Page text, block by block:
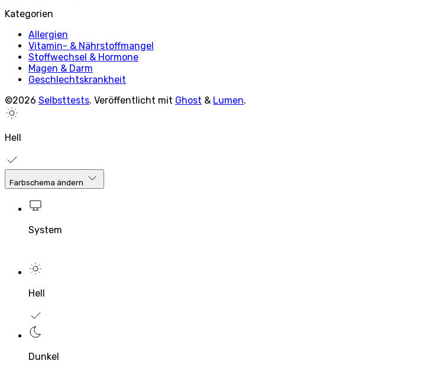
Kategorien
Allergien
Vitamin- & Nährstoffmangel
Stoffwechsel & Hormone
Magen & Darm
Geschlechtskrankheit
©2026 Selbsttests. Veröffentlicht mit Ghost & Lumen.
Hell
Farbschema ändern
System
Hell
Dunkel